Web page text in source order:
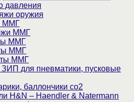
давления
оружия
ММГ
ММГ
ММГ
ММГ
ММГ
для пневматики, пусковые
баллончики со2
H&N – Haendler & Natermann